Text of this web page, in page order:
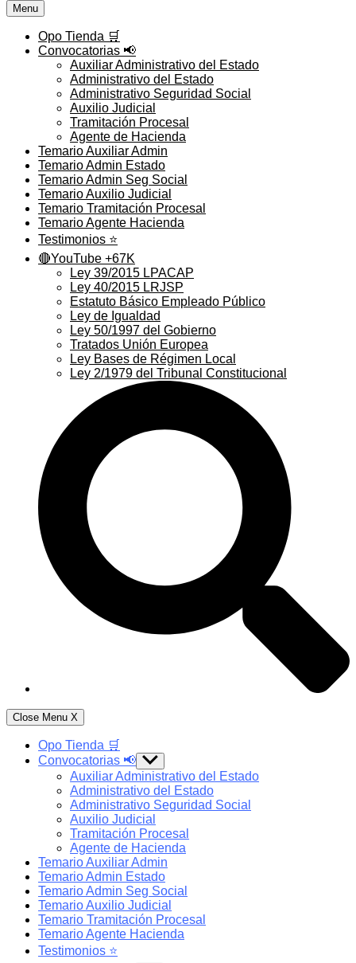
Menu
Opo Tienda 🛒
Convocatorias 📢
Auxiliar Administrativo del Estado
Administrativo del Estado
Administrativo Seguridad Social
Auxilio Judicial
Tramitación Procesal
Agente de Hacienda
Temario Auxiliar Admin
Temario Admin Estado
Temario Admin Seg Social
Temario Auxilio Judicial
Temario Tramitación Procesal
Temario Agente Hacienda
Testimonios ⭐️
🔴YouTube +67K
Ley 39/2015 LPACAP
Ley 40/2015 LRJSP
Estatuto Básico Empleado Público
Ley de Igualdad
Ley 50/1997 del Gobierno
Tratados Unión Europea
Ley Bases de Régimen Local
Ley 2/1979 del Tribunal Constitucional
Close Menu X
Opo Tienda 🛒
Convocatorias 📢 Show
sub
menu
Auxiliar Administrativo del Estado
Administrativo del Estado
Administrativo Seguridad Social
Auxilio Judicial
Tramitación Procesal
Agente de Hacienda
Temario Auxiliar Admin
Temario Admin Estado
Temario Admin Seg Social
Temario Auxilio Judicial
Temario Tramitación Procesal
Temario Agente Hacienda
Testimonios ⭐️